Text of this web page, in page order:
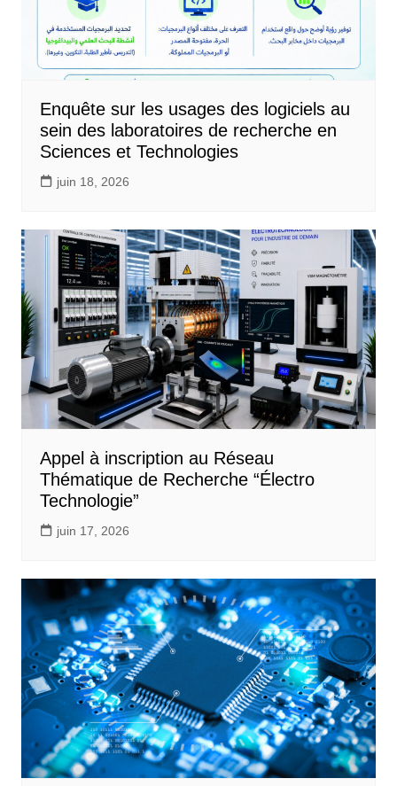
Enquête sur les usages des logiciels au
sein des laboratoires de recherche en
Sciences et Technologies
juin 18, 2026
Appel à inscription au Réseau
Thématique de Recherche “Électro
Technologie”
juin 17, 2026